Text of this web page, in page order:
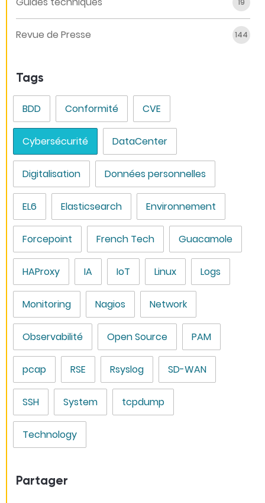
19
Revue de Presse 144
Tags
BDD Conformité CVE
Cybersécurité DataCenter
Digitalisation Données personnelles
EL6 Elasticsearch Environnement
Forcepoint French Tech Guacamole
HAProxy IA IoT Linux Logs
Monitoring Nagios Network
Observabilité Open Source PAM
pcap RSE Rsyslog SD-WAN
SSH System tcpdump
Technology
Partager